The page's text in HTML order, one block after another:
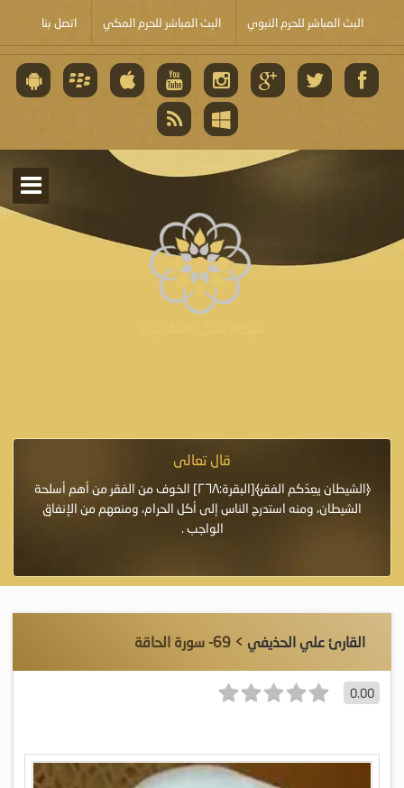
البث المباشر للحرم النبوي البث المباشر للحرم المكي اتصل بنا
قال تعالى
﴿الشيطان يعِدُكم الفقر﴾[البقرة:٢٦٨] الخوف من الفقر من أهم أسلحة
الشيطان، ومنه استدرج الناس إلى أكل الحرام، ومنعهم من الإنفاق
الواجب .
القارئ علي الحذيفي > 69- سورة الحاقة
0.00